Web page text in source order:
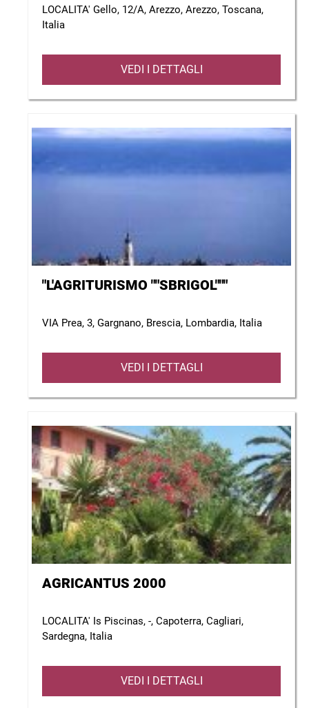
LOCALITA' Gello, 12/A, Arezzo, Arezzo, Toscana,
Italia
VEDI I DETTAGLI
"L'AGRITURISMO ""SBRIGOL"""
VIA Prea, 3, Gargnano, Brescia, Lombardia, Italia
VEDI I DETTAGLI
AGRICANTUS 2000
LOCALITA' Is Piscinas, -, Capoterra, Cagliari,
Sardegna, Italia
VEDI I DETTAGLI